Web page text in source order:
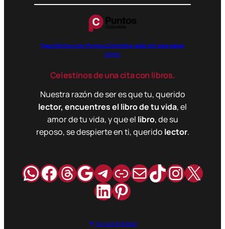
Paga libritos con Puntos Colombia, dale clic para saber
cómo.
Celestinos de una cita con libros.
Nuestra razón de ser es que tu, querido
lector, encuentres el libro de tu vida, el
amor de tu vida, y que el libro, de su
reposo, se despierte en ti, querido lector.
WhatsApp
Facebook
Hilos
Google
Telegram
Enlace
Correo
TikTok
X
LinkedIn
Pinterest
Accesibilidad